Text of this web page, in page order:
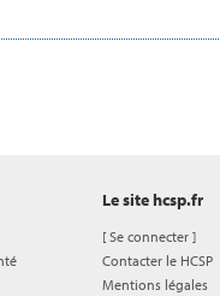
Le site hcsp.fr
[Se connecter ]
Contacter le HCSP
Mentions légales